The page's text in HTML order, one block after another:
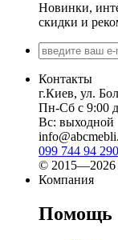
Новинки,
скидки и
Контакты
г.Киев, ул.
Пн-Сб с 9:00
Вс: выходной
099 744 94 29
© 2015—2026
Компания
Помощь